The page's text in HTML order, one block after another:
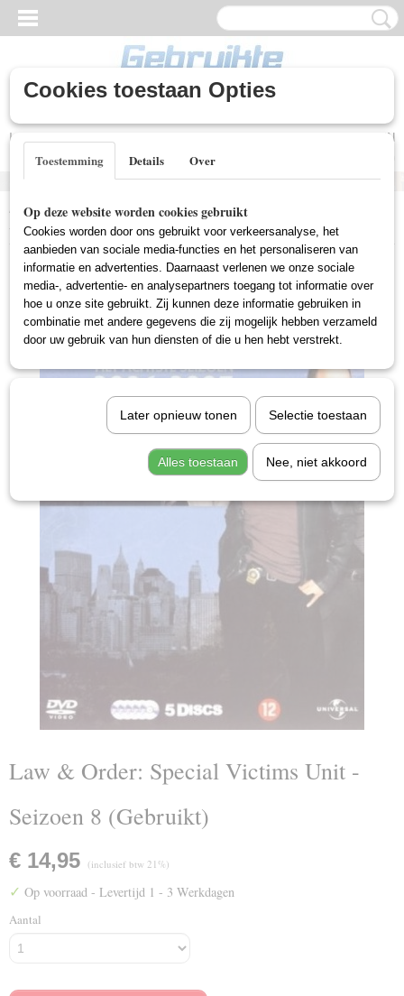
Inloggen
UW WINKELWAGEN
Home >Gebruikte DVD's>T.V. Series Gebruikt
Special Victims Unit - Seizoen 8 (Gebruikt)
Law & Order: Special Victims Unit -
Seizoen 8 (Gebruikt)
€ 14,95 (inclusief btw 21%)
✓ Op voorraad - Levertijd 1 - 3 Werkdagen
Aantal
Cookies toestaan Opties
Toestemming Details Over
Op deze website worden cookies gebruikt
Cookies worden door ons gebruikt voor verkeersanalyse, het
aanbieden van sociale media-functies en het personaliseren van
informatie en advertenties. Daarnaast verlenen we onze sociale
media-, advertentie- en analysepartners toegang tot informatie over
hoe u onze site gebruikt. Zij kunnen deze informatie gebruiken in
combinatie met andere gegevens die zij mogelijk hebben verzameld
door uw gebruik van hun diensten of die u hen hebt verstrekt.
Later opnieuw tonen Selectie toestaan
Alles toestaan Nee, niet akkoord